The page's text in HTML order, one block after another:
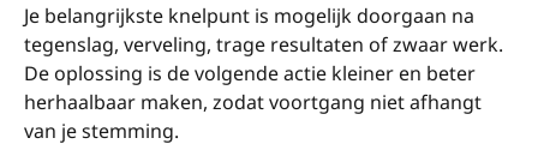
Je belangrijkste knelpunt is mogelijk doorgaan na
tegenslag, verveling, trage resultaten of zwaar werk.
De oplossing is de volgende actie kleiner en beter
herhaalbaar maken, zodat voortgang niet afhangt
van je stemming.